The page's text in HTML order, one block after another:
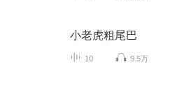
小老虎粗尾巴
10 9.5万